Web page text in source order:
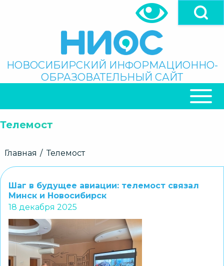
Поиск
НОВОСИБИРСКИЙ ИНФОРМАЦИОННО-
ОБРАЗОВАТЕЛЬНЫЙ САЙТ
НАВИГАЦИЯ
Телемост
Строка
Главная Телемост
Шаг в будущее авиации: телемост связал
Минск и Новосибирск
18 декабря 2025